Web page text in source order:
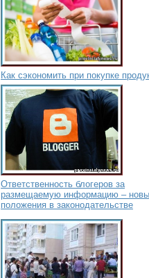
Как сэкономить при покупке
Ответственность блогеров за
размещаемую информацию –
положения в законодательстве